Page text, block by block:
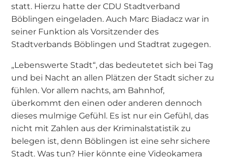
statt. Hierzu hatte der CDU Stadtverband
Böblingen eingeladen. Auch Marc Biadacz war in
seiner Funktion als Vorsitzender des
Stadtverbands Böblingen und Stadtrat zugegen.
„Lebenswerte Stadt“, das bedeutetet sich bei Tag
und bei Nacht an allen Plätzen der Stadt sicher zu
fühlen. Vor allem nachts, am Bahnhof,
überkommt den einen oder anderen dennoch
dieses mulmige Gefühl. Es ist nur ein Gefühl, das
nicht mit Zahlen aus der Kriminalstatistik zu
belegen ist, denn Böblingen ist eine sehr sichere
Stadt. Was tun? Hier könnte eine Videokamera